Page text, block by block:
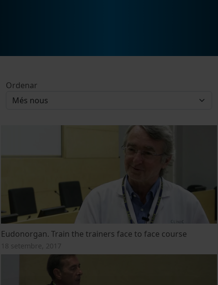
Ordenar
Eudonorgan. Train the trainers face to face course
18 setembre, 2017